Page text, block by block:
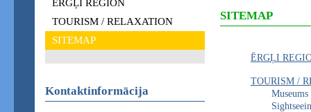
ĒRGĻI REGION
TOURISM / RELAXATION
SITEMAP
Kontaktinformācija
SITEMAP
ĒRGĻI
TOURISM /
Museums